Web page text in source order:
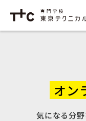
オン
気になる分